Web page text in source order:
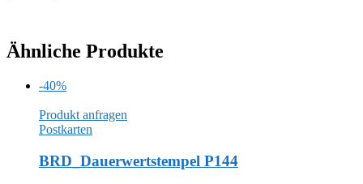
Ähnliche Produkte
-40%
Produkt anfragen
Postkarten
BRD_Dauerwertstempel P144